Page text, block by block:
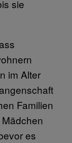
sie
im Alter
Familien
es